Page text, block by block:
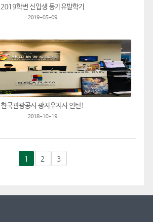
2019학번 신입생 동기유발학기
2019-05-09
한국관광공사 광저우지사 인턴!
2018-10-19
1 2 3